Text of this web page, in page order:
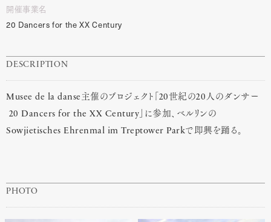
開催事業名
20 Dancers for the XX Century
DESCRIPTION
Musee de la danse主催のプロジェクト「20世紀の20人のダンサー
20 Dancers for the XX Century」に参加、ベルリンの
Sowjietisches Ehrenmal im Treptower Parkで即興を踊る。
PHOTO